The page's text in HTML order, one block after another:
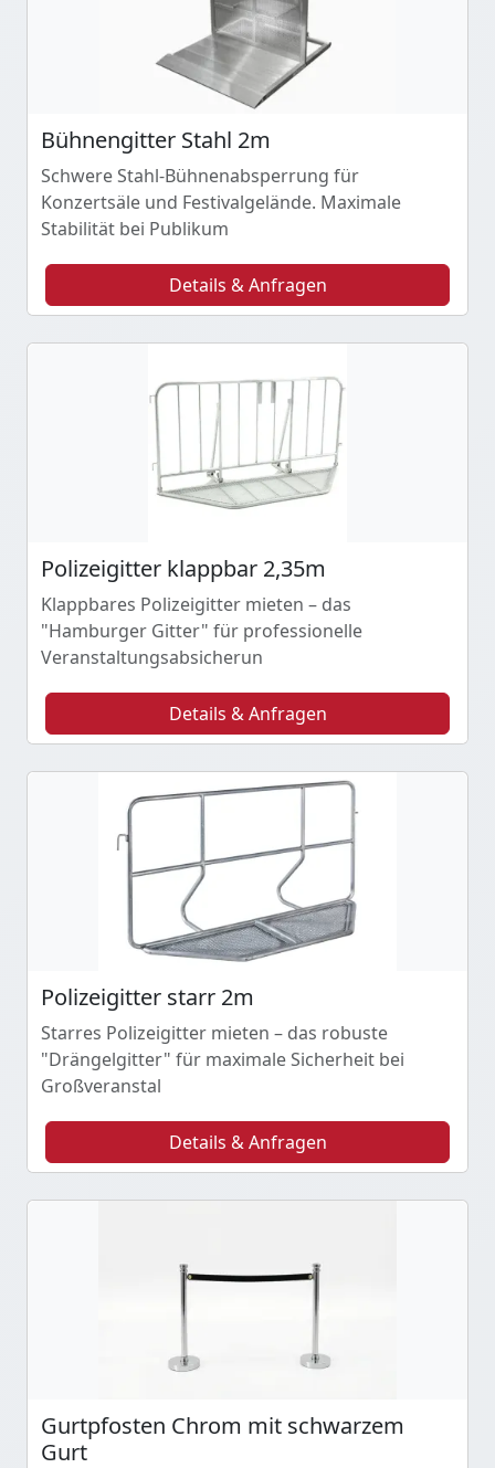
Bühnengitter Stahl 2m
Schwere Stahl-Bühnenabsperrung für
Konzertsäle und Festivalgelände. Maximale
Stabilität bei Publikum
Details & Anfragen
Polizeigitter klappbar 2,35m
Klappbares Polizeigitter mieten – das
"Hamburger Gitter" für professionelle
Veranstaltungsabsicherun
Details & Anfragen
Polizeigitter starr 2m
Starres Polizeigitter mieten – das robuste
"Drängelgitter" für maximale Sicherheit bei
Großveranstal
Details & Anfragen
Gurtpfosten Chrom mit schwarzem
Gurt